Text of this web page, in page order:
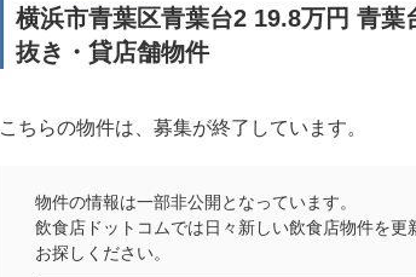
横浜市青葉区青葉台2 19.8万円 青
抜き・貸店舗物件
こちらの物件は、募集が終了しています。
物件の情報は一部非公開となっています。
飲食店ドットコムでは日々新しい飲食店物件を
お探しください。